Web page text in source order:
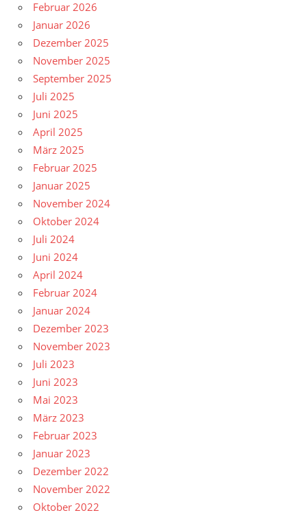
Februar 2026
Januar 2026
Dezember 2025
November 2025
September 2025
Juli 2025
Juni 2025
April 2025
März 2025
Februar 2025
Januar 2025
November 2024
Oktober 2024
Juli 2024
Juni 2024
April 2024
Februar 2024
Januar 2024
Dezember 2023
November 2023
Juli 2023
Juni 2023
Mai 2023
März 2023
Februar 2023
Januar 2023
Dezember 2022
November 2022
Oktober 2022